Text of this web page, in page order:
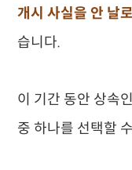
개시 사실을 안 날
습니다.
이 기간 동안 상속
중 하나를 선택할